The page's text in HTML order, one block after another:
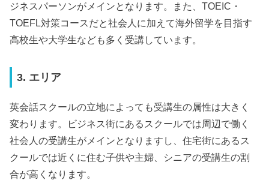
ジネスパーソンがメインとなります。また、TOEIC・
TOEFL対策コースだと社会人に加えて海外留学を目指す
高校生や大学生なども多く受講しています。
3. エリア
英会話スクールの立地によっても受講生の属性は大きく
変わります。ビジネス街にあるスクールでは周辺で働く
社会人の受講生がメインとなりますし、住宅街にあるス
クールでは近くに住む子供や主婦、シニアの受講生の割
合が高くなります。